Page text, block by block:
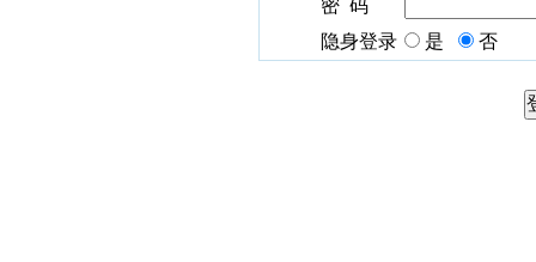
密 码
隐身登录
是 否